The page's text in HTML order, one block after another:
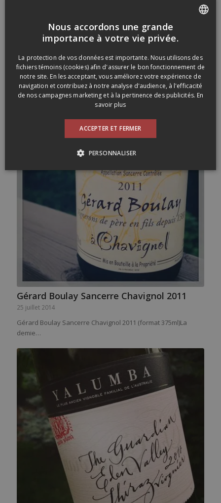
‹ 14 15 16
Suggestion du moment
Gérard Boulay Sancerre Chavignol 2011
25 juillet 2014
Gérard Boulay Sancerre Chavignol 2011 (format 375ml)La
demie…
Nous accordons une grande
importance à votre vie privée.
La protection de vos données est importante. Nous utilisons des
fichiers témoins (cookies) afin d'assurer le bon fonctionnement de
notre site. En les acceptant, vous améliorez votre expérience de
navigation et contribuez à notre analyse d'audience, à l'efficacité
de nos campagnes marketing et à la pertinence des publicités. En
savoir plus
ACCEPTER ET FERMER
PERSONNALISER